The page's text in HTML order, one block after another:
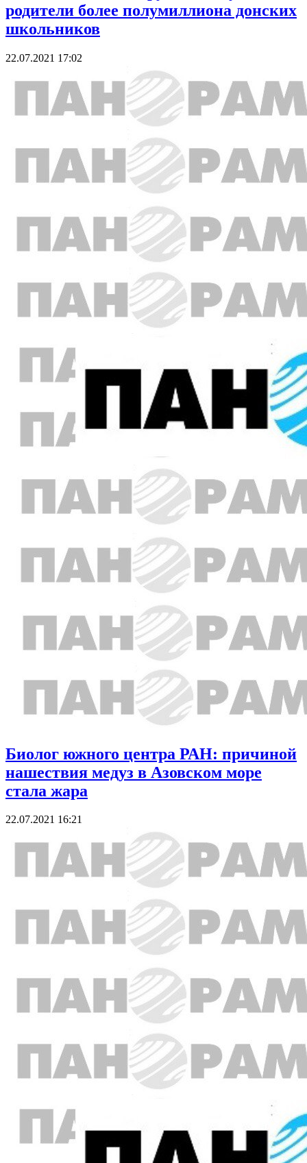
родители более полумиллиона донских
школьников
22.07.2021 17:02
Биолог южного центра РАН: причиной
нашествия медуз в Азовском море
стала жара
22.07.2021 16:21